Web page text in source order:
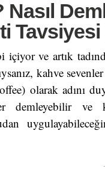
Tavsiyesi
ve artık
kahve
olarak adını
demleyebilir ve